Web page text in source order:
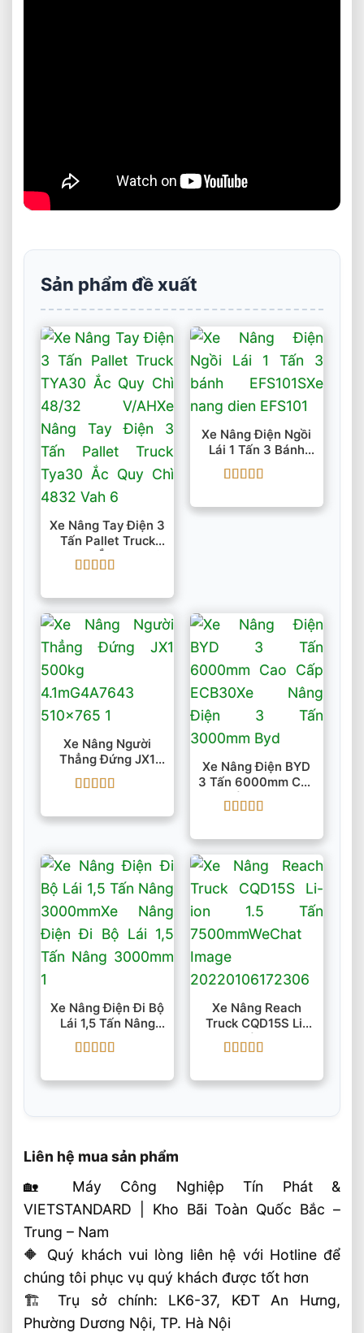
Sản phẩm đề xuất
Xe Nâng Tay Điện 3
Tấn Pallet Truck
TYA30 Ắc Quy Chì
48/32 V/AH
hạng55 sao
Xe Nâng Điện Ngồi
Lái 1 Tấn 3 Bánh
EFS101S
hạng55 sao
Xe Nâng Người
Thẳng Đứng JX1
500kg 4.1m
hạng55 sao
Xe Nâng Điện BYD
3 Tấn 6000mm Cao
Cấp ECB30
hạng55 sao
Xe Nâng Điện Đi Bộ
Lái 1,5 Tấn Nâng
3000mm
hạng55 sao
Xe Nâng Reach
Truck CQD15S Li-
Ion 1.5 Tấn 7500mm
hạng55 sao
Liên hệ mua sản phẩm
🏡 Máy Công Nghiệp Tín Phát &
VIETSTANDARD | Kho Bãi Toàn Quốc Bắc –
Trung – Nam
🔶 Quý khách vui lòng liên hệ với Hotline để
chúng tôi phục vụ quý khách được tốt hơn
🏗 Trụ sở chính: LK6-37, KĐT An Hưng,
Phường Dương Nội, TP. Hà Nội